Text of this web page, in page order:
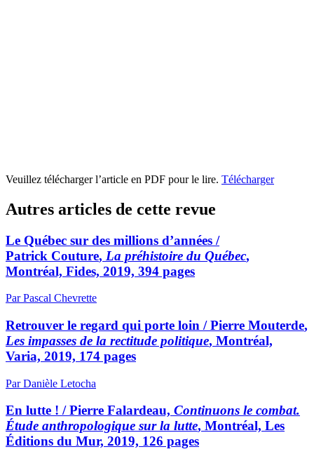
Veuillez télécharger l’article en PDF pour le lire. Télécharger
Autres articles de cette revue
Le Québec sur des millions d’années /
Patrick Couture, La préhistoire du Québec,
Montréal, Fides, 2019, 394 pages
Par Pascal Chevrette
Retrouver le regard qui porte loin /Pierre Mouterde,
Les impasses de la rectitude politique, Montréal,
Varia, 2019, 174 pages
Par Danièle Letocha
En lutte ! /Pierre Falardeau, Continuons le combat.
Étude anthropologique sur la lutte, Montréal, Les
Éditions du Mur, 2019, 126 pages